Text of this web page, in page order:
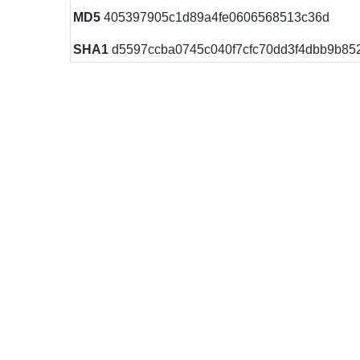
MD5 405397905c1d89a4fe0606568513c36d
SHA1